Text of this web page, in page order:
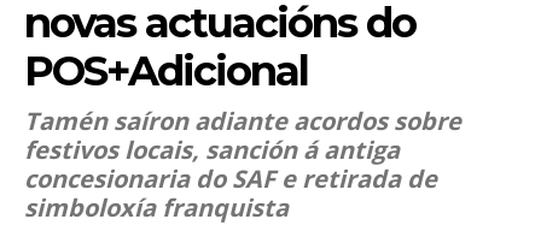
novas actuacións do
POS+Adicional
Tamén saíron adiante acordos sobre
festivos locais, sanción á antiga
concesionaria do SAF e retirada de
simboloxía franquista